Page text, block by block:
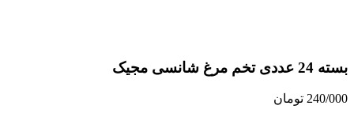
بسته 24 عددی تخم مرغ شانسی مجیک
240/000 تومان